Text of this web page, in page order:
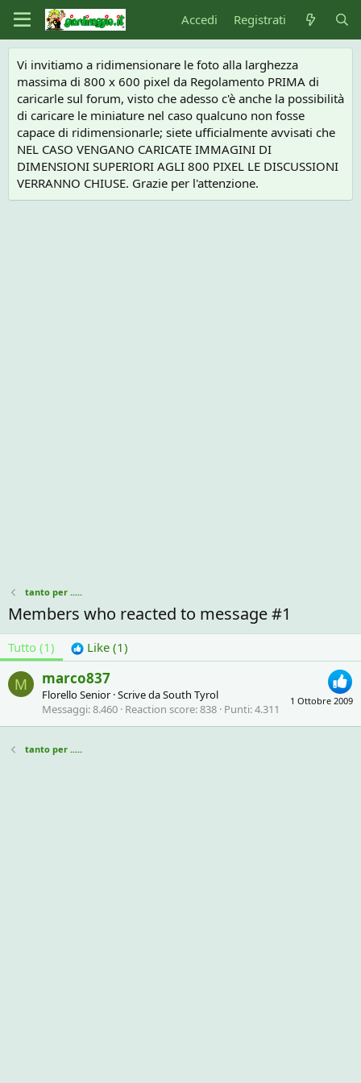
Accedi Registrati
Vi invitiamo a ridimensionare le foto alla larghezza
massima di 800 x 600 pixel da Regolamento PRIMA di
caricarle sul forum, visto che adesso c'è anche la possibilità
di caricare le miniature nel caso qualcuno non fosse
capace di ridimensionarle; siete ufficialmente avvisati che
NEL CASO VENGANO CARICATE IMMAGINI DI
DIMENSIONI SUPERIORI AGLI 800 PIXEL LE DISCUSSIONI
VERRANNO CHIUSE. Grazie per l'attenzione.
tanto per .....
Members who reacted to message #1
Tutto (1) Like (1)
M
1 Ottobre 2009
marco837
Florello Senior ·Scrive daSouth Tyrol
Messaggi 8.460 Reaction score 838 Punti 4.311
tanto per .....